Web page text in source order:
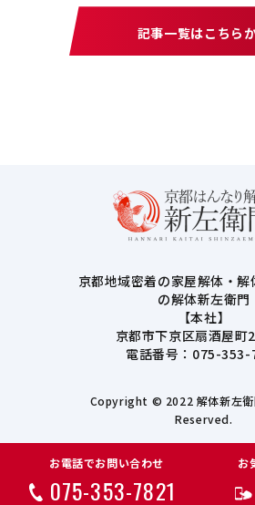
記事一覧はこちら
京都地域密着の家屋解体・
の解体新左衛門
【本社】
京都市下京区扇酒屋町
電話番号：075-353-
Copyright © 2022 解体新左
Reserved.
お電話でお問い合わせ
075-353-7821
お